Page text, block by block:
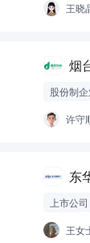
王晓
烟
股份制
许守
东
上市公司
王女